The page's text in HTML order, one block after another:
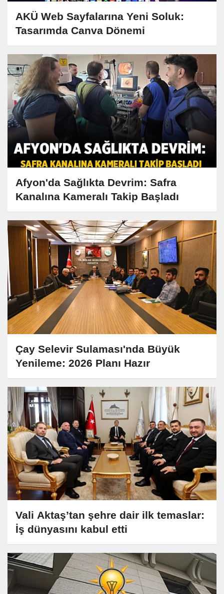
AKÜ Web Sayfalarına Yeni Soluk:
Tasarımda Canva Dönemi
Afyon'da Sağlıkta Devrim: Safra
Kanalına Kameralı Takip Başladı
Çay Selevir Sulaması'nda Büyük
Yenileme: 2026 Planı Hazır
Vali Aktaş’tan şehre dair ilk temaslar:
İş dünyasını kabul etti